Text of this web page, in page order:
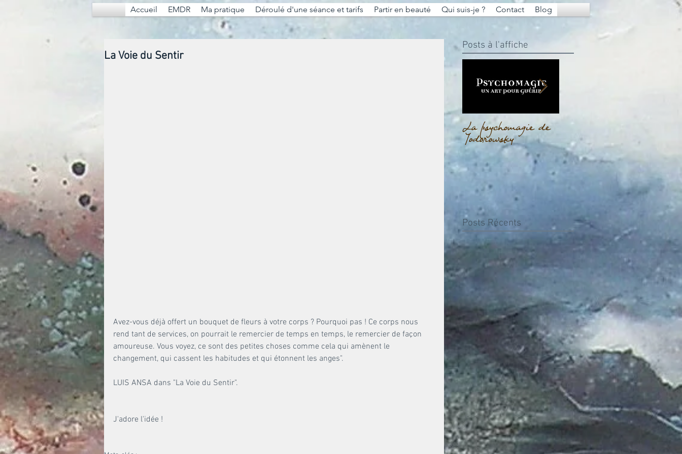
La Voie du Sentir
Avez-vous déjà offert un bouquet de fleurs à votre corps ? Pourquoi pas ! Ce corps nous
rend tant de services, on pourrait le remercier de temps en temps, le remercier de façon
amoureuse. Vous voyez, ce sont des petites choses comme cela qui amènent le
changement, qui cassent les habitudes et qui étonnent les anges".
LUIS ANSA dans "La Voie du Sentir".
J'adore l'idée !
Posts à l'affiche
La psychomagie de
Jodorowsky
La dissociation pour
survivre
Posts Récents
Accueil EMDR Ma pratique Déroulé d'une séance et tarifs Partir en beauté Qui suis-je ? Contact Blog